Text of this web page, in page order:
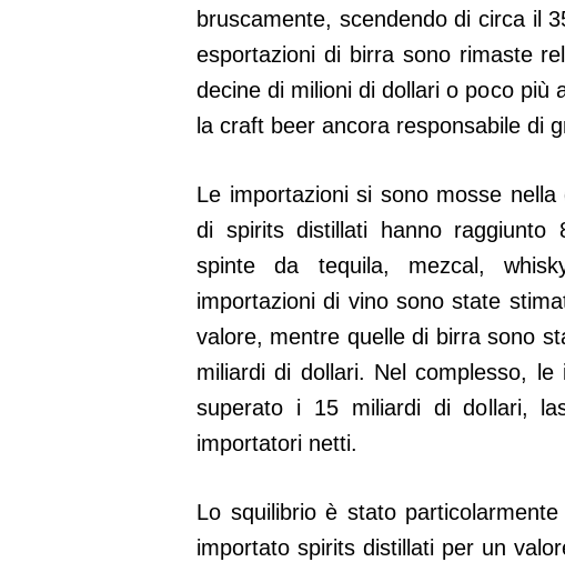
bruscamente, scendendo di circa il
esportazioni di birra sono rimaste
decine di milioni di dollari o poco più
la craft beer ancora responsabile di
Le importazioni si sono mosse
di spirits distillati hanno raggiunto
spinte da tequila, mezcal,
importazioni di vino sono state
valore, mentre quelle di birra sono
miliardi di dollari. Nel complesso,
superato i 15 miliardi di dollari,
importatori netti.
Lo squilibrio è stato
importato spirits distillati per un